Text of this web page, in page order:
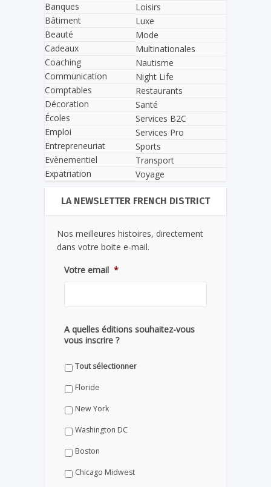
Banques
Bâtiment
Beauté
Cadeaux
Coaching
Communication
Comptables
Décoration
Écoles
Emploi
Entrepreneuriat
Evènementiel
Expatriation
Loisirs
Luxe
Mode
Multinationales
Nautisme
Night Life
Restaurants
Santé
Services B2C
Services Pro
Sports
Transport
Voyage
LA NEWSLETTER FRENCH DISTRICT
Nos meilleures histoires, directement
dans votre boite e-mail.
Votre email *
A quelles éditions souhaitez-vous
vous inscrire ?
Tout sélectionner
Floride
New York
Washington DC
Boston
Chicago Midwest